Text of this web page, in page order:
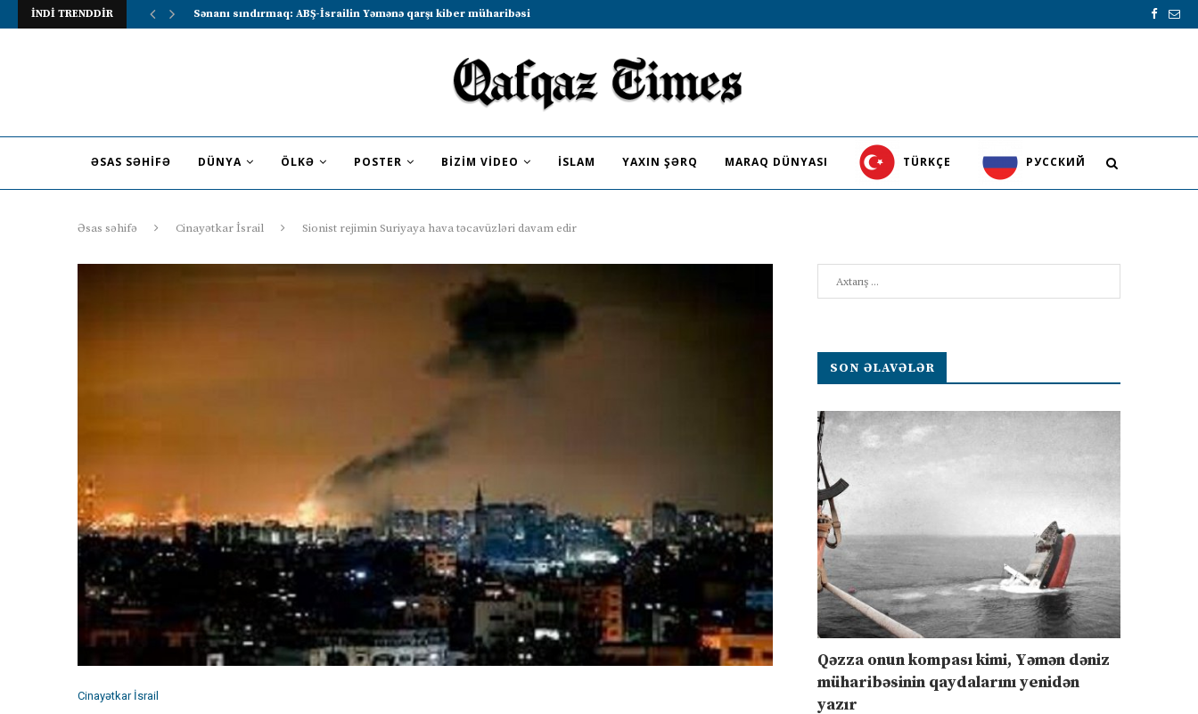
İNDİ TRENDDİR Lavrov Suriya prezidentini Rusiya–Ərəb sammitində iştirak etməyə dəvət...
ƏSAS SƏHIFƏ DÜNYA ÖLKƏ POSTER BIZIM VIDEO İSLAM YAXIN ŞƏRQ MARAQ DÜNYASI TÜRKÇE PУССКИЙ
Əsas səhifə Cinayətkar İsrail Sionist rejimin Suriyaya hava təcavüzləri davam edir
Cinayətkar İsrail
SON ƏLAVƏLƏR
Qəzza onun kompası kimi, Yəmən dəniz
müharibəsinin qaydalarını yenidən
yazır